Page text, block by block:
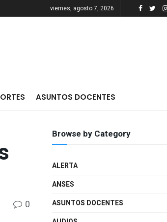
viernes, agosto 7, 2026
ASUNTOS DOCENTES
0
Browse by Category
ALERTA
ANSES
ASUNTOS DOCENTES